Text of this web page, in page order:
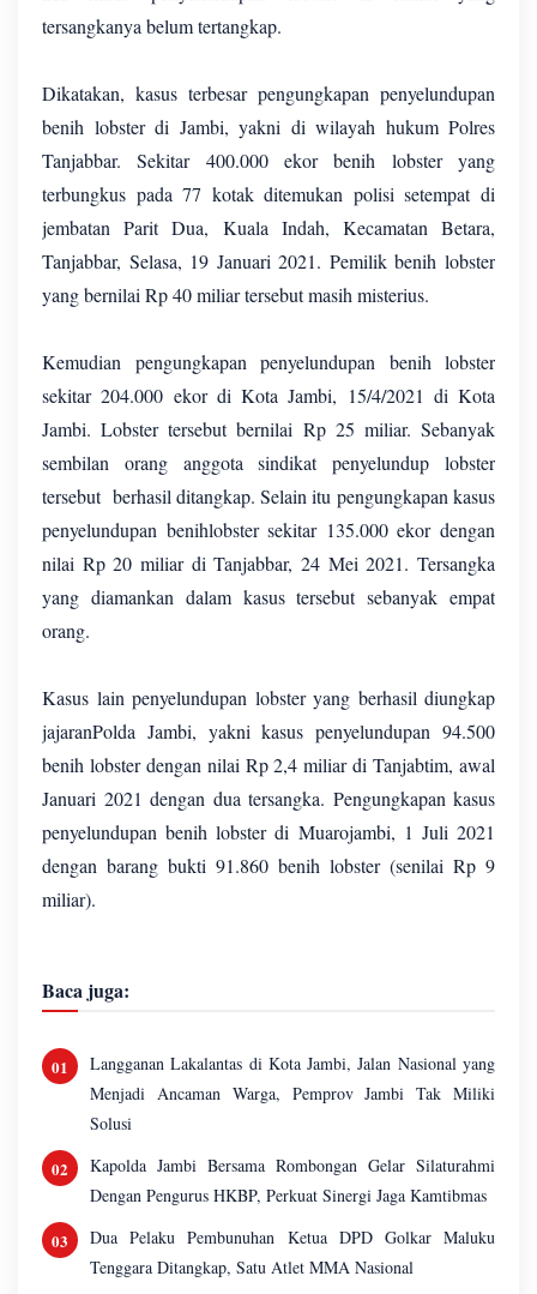
tersangkanya belum tertangkap.
Dikatakan, kasus terbesar pengungkapan penyelundupan
benih lobster di Jambi, yakni di wilayah hukum Polres
Tanjabbar. Sekitar 400.000 ekor benih lobster yang
terbungkus pada 77 kotak ditemukan polisi setempat di
jembatan Parit Dua, Kuala Indah, Kecamatan Betara,
Tanjabbar, Selasa, 19 Januari 2021. Pemilik benih lobster
yang bernilai Rp 40 miliar tersebut masih misterius.
Kemudian pengungkapan penyelundupan benih lobster
sekitar 204.000 ekor di Kota Jambi, 15/4/2021 di Kota
Jambi. Lobster tersebut bernilai Rp 25 miliar. Sebanyak
sembilan orang anggota sindikat penyelundup lobster
tersebut berhasil ditangkap. Selain itu pengungkapan kasus
penyelundupan benihlobster sekitar 135.000 ekor dengan
nilai Rp 20 miliar di Tanjabbar, 24 Mei 2021. Tersangka
yang diamankan dalam kasus tersebut sebanyak empat
orang.
Kasus lain penyelundupan lobster yang berhasil diungkap
jajaranPolda Jambi, yakni kasus penyelundupan 94.500
benih lobster dengan nilai Rp 2,4 miliar di Tanjabtim, awal
Januari 2021 dengan dua tersangka. Pengungkapan kasus
penyelundupan benih lobster di Muarojambi, 1 Juli 2021
dengan barang bukti 91.860 benih lobster (senilai Rp 9
miliar).
Baca juga:
Langganan Lakalantas di Kota Jambi, Jalan Nasional yang
Menjadi Ancaman Warga, Pemprov Jambi Tak Miliki
Solusi
Kapolda Jambi Bersama Rombongan Gelar Silaturahmi
Dengan Pengurus HKBP, Perkuat Sinergi Jaga Kamtibmas
Dua Pelaku Pembunuhan Ketua DPD Golkar Maluku
Tenggara Ditangkap, Satu Atlet MMA Nasional